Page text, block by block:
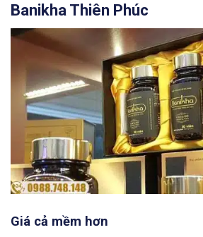
Banikha Thiên Phúc
Giá cả mềm hơn